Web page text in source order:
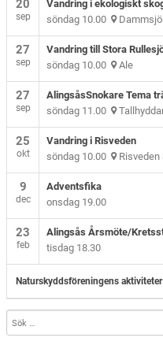
20
sep
Vandring i ekologiskt
söndag 10.00
27
sep
Vandring till Stora
söndag 10.00 Ale
27
sep
AlingsåsSnokare Tema
söndag 11.00
25
okt
Vandring i Risveden
söndag 10.00 Risveden
9
dec
Adventsfika
onsdag 19.00
23
feb
Alingsås Årsmöte/
tisdag 18.30
Naturskyddsföreningens